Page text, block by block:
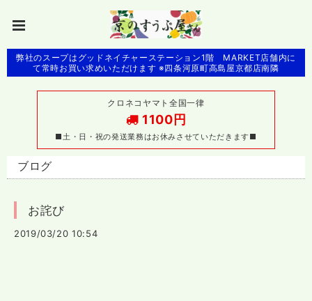
弊社のスープはグッドネイチャーステーション1階 MARKET店舗内に
て常時お買い求めいただけます ※四条河原町高島屋京都店南隣
クロネコヤマト全国一律
1100円
■土・日・祝の発送業務はお休みさせていただきます■
ブログ
お詫び
2019/03/20 10:54